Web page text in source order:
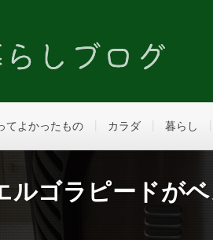
てよかったもの カラダ 暮らし
ルゴラピードが